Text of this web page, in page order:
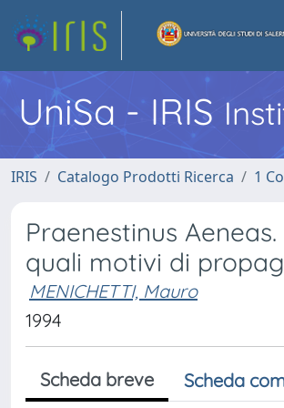
UniSa - IRIS
IRIS Catalogo Prodotti Ricerca 1
Praenestinus
quali motivi di
MENICHETTI, Mauro
1994
Scheda breve Scheda